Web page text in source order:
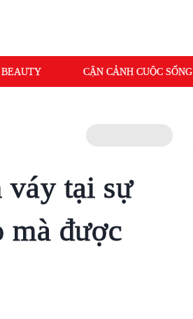
CẬN CẢNH CUỘC SỐNG
váy tại sự
mà được